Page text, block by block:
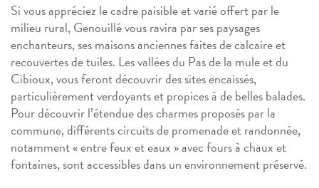
Si vous appréciez le cadre paisible et varié offert par le
milieu rural, Genouillé vous ravira par ses paysages
enchanteurs, ses maisons anciennes faites de calcaire et
recouvertes de tuiles. Les vallées du Pas de la mule et du
Cibioux, vous feront découvrir des sites encaissés,
particulièrement verdoyants et propices à de belles balades.
Pour découvrir l’étendue des charmes proposés par la
commune, différents circuits de promenade et randonnée,
notamment « entre feux et eaux » avec fours à chaux et
fontaines, sont accessibles dans un environnement préservé.